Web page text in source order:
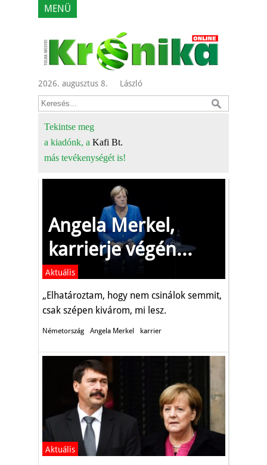
MENÜ
2026. augusztus 8. László
Tekintse meg
a kiadónk, a Kafi Bt.
más tevékenységét is!
Angela Merkel,
karrierje végén...
Aktuális
„Elhatároztam, hogy nem csinálok semmit,
csak szépen kivárom, mi lesz.
Németország Angela Merkel karrier
Aktuális